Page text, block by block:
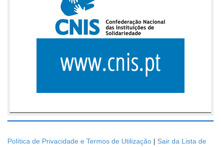
Política de Privacidade e Termos de Utilização | Sair da Lista de